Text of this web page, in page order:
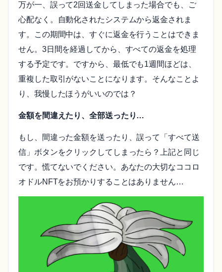
万が一、誤って2回送金してしまった場合でも、ご
心配なく。自動化されたシステムから返金されま
す。この期間中は、すぐに返金を行うことはできま
せん。3日間を経過してから、すべての返金を処理
する予定です。ですから、最低でも1週間ほどは、
重複した取引がないことになります。そんなことよ
り、我慢したほうがいいのでは？
金額を間違えたり、全部送ったり…
もし、間違った金額を送ったり、誤って「すべて送
信」ボタンをクリックしてしまったら？上記と同じ
です。慌てないでください。あなたの大切なココロ
オドルNFTをお預かりすることはありません…